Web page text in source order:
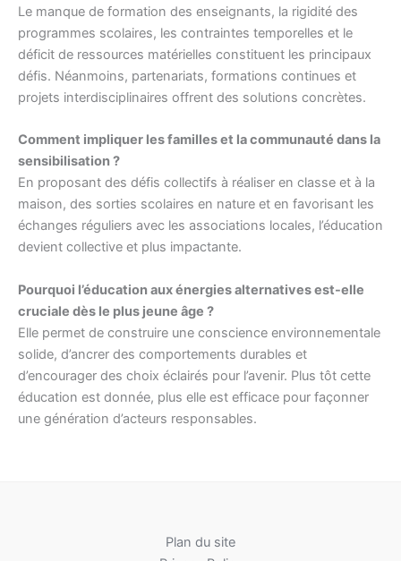
Le manque de formation des enseignants, la rigidité des
programmes scolaires, les contraintes temporelles et le
déficit de ressources matérielles constituent les principaux
défis. Néanmoins, partenariats, formations continues et
projets interdisciplinaires offrent des solutions concrètes.
Comment impliquer les familles et la communauté dans la
sensibilisation ?
En proposant des défis collectifs à réaliser en classe et à la
maison, des sorties scolaires en nature et en favorisant les
échanges réguliers avec les associations locales, l’éducation
devient collective et plus impactante.
Pourquoi l’éducation aux énergies alternatives est-elle
cruciale dès le plus jeune âge ?
Elle permet de construire une conscience environnementale
solide, d’ancrer des comportements durables et
d’encourager des choix éclairés pour l’avenir. Plus tôt cette
éducation est donnée, plus elle est efficace pour façonner
une génération d’acteurs responsables.
Plan du site